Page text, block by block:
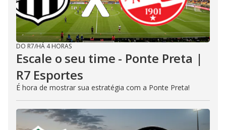
DO R7/HÁ 4 HORAS
Escale o seu time - Ponte Preta |
R7 Esportes
É hora de mostrar sua estratégia com a Ponte Preta!